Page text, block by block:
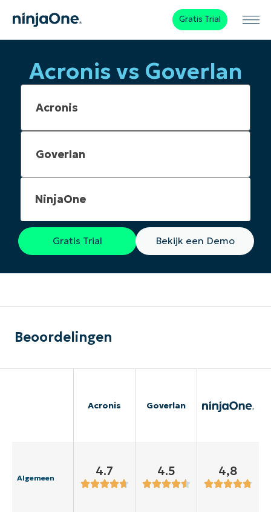
Gratis Trial
Acronis vs Goverlan
NinjaOne
Gratis Trial Bekijk een Demo
Beoordelingen
Acronis Goverlan
Algemeen 4.7 4.5 4,8